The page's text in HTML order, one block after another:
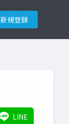
新規登録
LINE